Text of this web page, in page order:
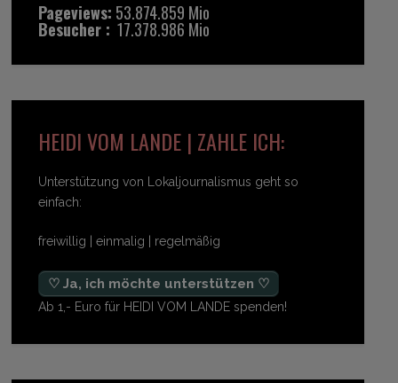
Pageviews: 53.874.859 Mio
Besucher : 17.378.986 Mio
HEIDI VOM LANDE | ZAHLE ICH:
Unterstützung von Lokaljournalismus geht so
einfach:
freiwillig | einmalig | regelmäßig
♡ Ja, ich möchte unterstützen ♡
Ab 1,- Euro für HEIDI VOM LANDE spenden!